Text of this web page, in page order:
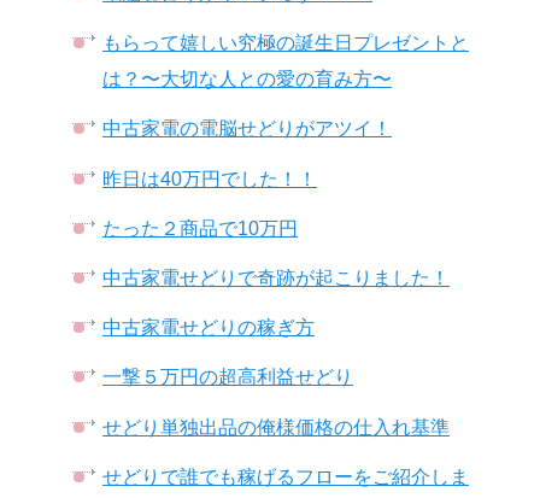
もらって嬉しい究極の誕生日プレゼントと
は？〜大切な人との愛の育み方〜
中古家電の電脳せどりがアツイ！
昨日は40万円でした！！
たった２商品で10万円
中古家電せどりで奇跡が起こりました！
中古家電せどりの稼ぎ方
一撃５万円の超高利益せどり
せどり単独出品の俺様価格の仕入れ基準
せどりで誰でも稼げるフローをご紹介しま